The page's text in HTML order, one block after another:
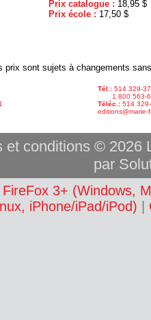
Prix catalogue : 18,95 $
Prix école : 17,50 $
prix sont sujets à changements
Tél.: 514 329-
1 800 563-
Téléc.: 514
editions@marie-
et conditions © 2026
par
FireFox 3+ (Windows,
iPhone/iPad/iPod)